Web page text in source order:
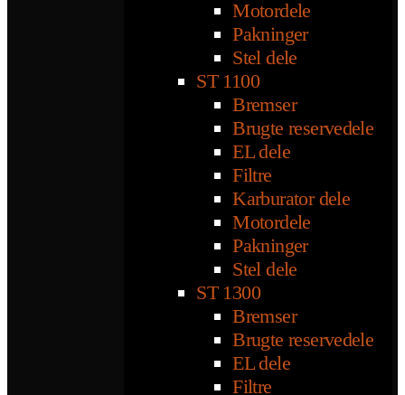
Motordele
Pakninger
Stel dele
ST 1100
Bremser
Brugte reservedele
EL dele
Filtre
Karburator dele
Motordele
Pakninger
Stel dele
ST 1300
Bremser
Brugte reservedele
EL dele
Filtre